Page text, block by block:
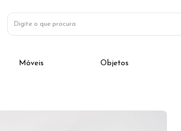
Móveis Objetos